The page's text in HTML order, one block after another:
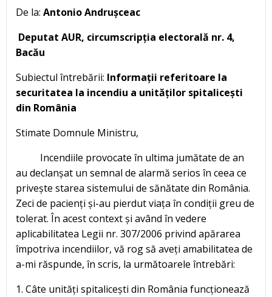
De la: Antonio Andrușceac
Deputat AUR, circumscripția electorală nr. 4,
Bacău
Subiectul întrebării: Informații referitoare la
securitatea la incendiu a unităților spitalicești
din România
Stimate Domnule Ministru,
Incendiile provocate în ultima jumătate de an
au declanșat un semnal de alarmă serios în ceea ce
privește starea sistemului de sănătate din România.
Zeci de pacienți și-au pierdut viața în condiții greu de
tolerat. În acest context și având în vedere
aplicabilitatea Legii nr. 307/2006 privind apărarea
împotriva incendiilor, vă rog să aveți amabilitatea de
a-mi răspunde, în scris, la următoarele întrebări:
1. Câte unități spitalicești din România funcționează